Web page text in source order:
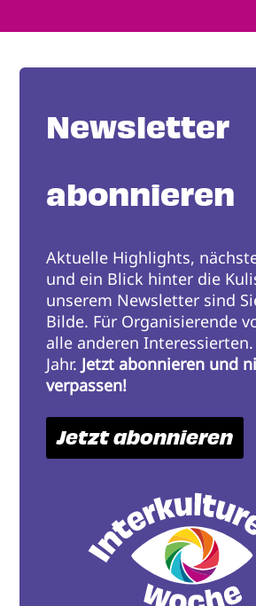
Newsletter
abonnieren
Aktuelle Highlights,
und ein Blick hinter die
unserem Newsletter sind
Bilde. Für Organisierende
alle anderen
Jahr. Jetzt abonnieren und
verpassen!
Jetzt abonnieren